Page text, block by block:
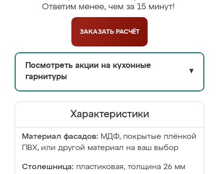
Ответим менее, чем за 15 минут!
ЗАКАЗАТЬ РАСЧЁТ
Посмотреть акции на кухонные
гарнитуры
▼
Характеристики
Материал фасадов: МДФ, покрытые плёнкой
ПВХ, или другой материал на ваш выбор
Столешница: пластиковая, толщина 26 мм